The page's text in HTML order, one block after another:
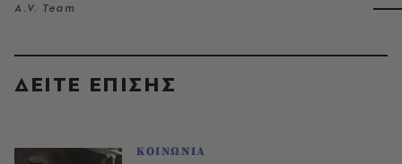
A.V. Team
ΔΕΙΤΕ ΕΠΙΣΗΣ
ΚΟΙΝΩΝΙΑ